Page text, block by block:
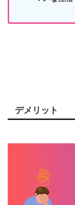
デメリット